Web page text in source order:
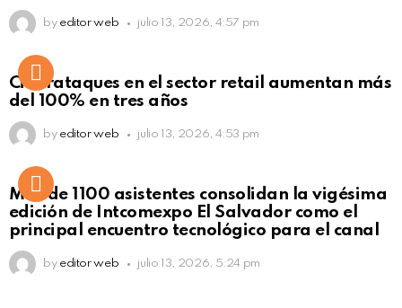
by editor web julio 13, 2026, 4:57 pm
Ciberataques en el sector retail aumentan más
del 100% en tres años
by editor web julio 13, 2026, 4:53 pm
Más de 1100 asistentes consolidan la vigésima
edición de Intcomexpo El Salvador como el
principal encuentro tecnológico para el canal
by editor web julio 13, 2026, 5:24 pm